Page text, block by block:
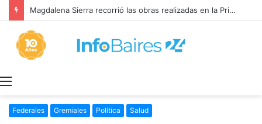
Magdalena Sierra recorrió las obras realizadas en la Primaria 36
Federales Gremiales Política Salud